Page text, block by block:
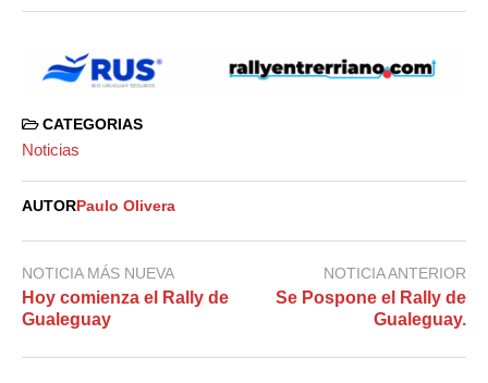
CATEGORIAS
Noticias
AUTOR Paulo Olivera
NOTICIA MÁS NUEVA
Hoy comienza el Rally de
Gualeguay
NOTICIA ANTERIOR
Se Pospone el Rally de
Gualeguay.